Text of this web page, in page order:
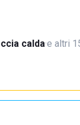
calda·e altri